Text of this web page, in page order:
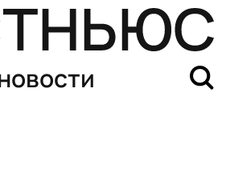
крещенскими купаниями